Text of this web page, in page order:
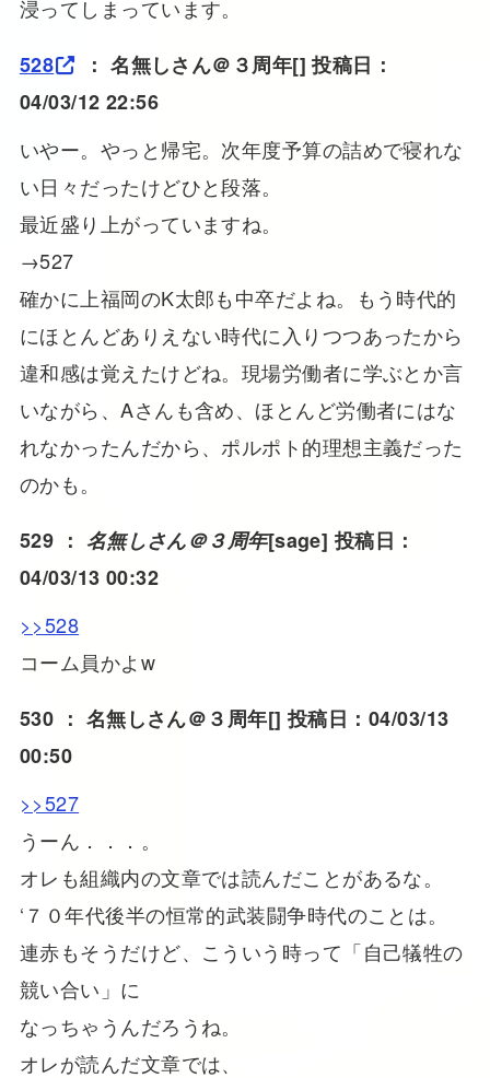
浸ってしまっています。
528
：名無しさん＠３周年[] 投稿日：
04/03/12 22:56
いやー。やっと帰宅。次年度予算の詰めで寝れな
い日々だったけどひと段落。
最近盛り上がっていますね。
→527
確かに上福岡のK太郎も中卒だよね。もう時代的
にほとんどありえない時代に入りつつあったから
違和感は覚えたけどね。現場労働者に学ぶとか言
いながら、Aさんも含め、ほとんど労働者にはな
れなかったんだから、ポルポト的理想主義だった
のかも。
529 ： 名無しさん＠３周年[sage] 投稿日：
04/03/13 00:32
>>528
コーム員かよw
530 ： 名無しさん＠３周年[] 投稿日：04/03/13
00:50
>>527
うーん．．．。
オレも組織内の文章では読んだことがあるな。
‘７０年代後半の恒常的武装闘争時代のことは。
連赤もそうだけど、こういう時って「自己犠牲の
競い合い」に
なっちゃうんだろうね。
オレが読んだ文章では、